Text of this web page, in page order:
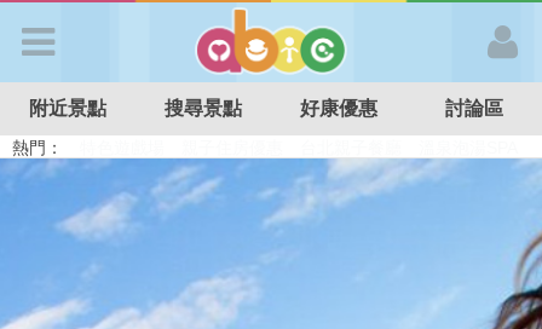
APP登入
首 頁
搜尋景點
附近景點 搜尋景點 好康優惠 討論區
熱門：
特色遊戲場
親子住房優惠 台北親子餐廳 溫泉泡湯SPA